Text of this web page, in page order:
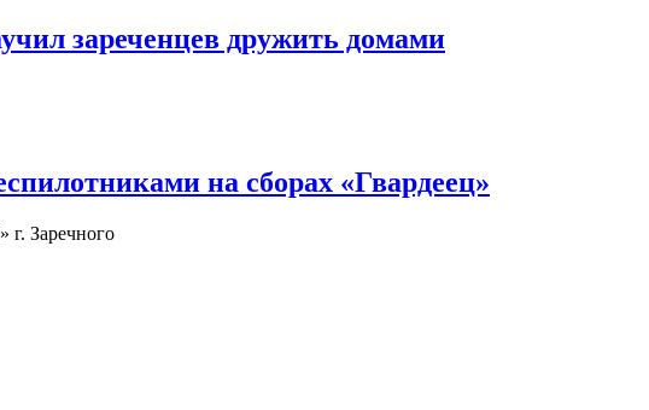
зареченцев дружить домами
на сборах «Гвардеец»
Заречного